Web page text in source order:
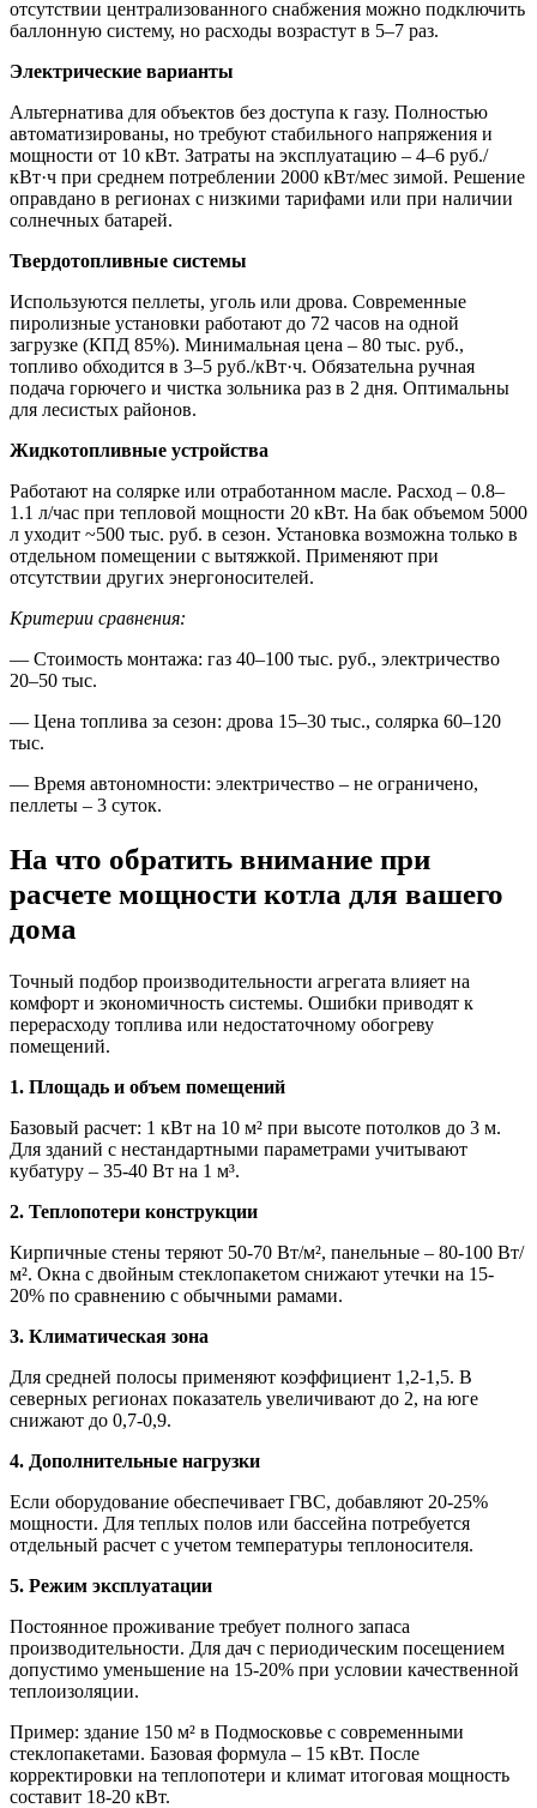
отсутствии централизованного снабжения можно подключить
баллонную систему, но расходы возрастут в 5–7 раз.
Электрические варианты
Альтернатива для объектов без доступа к газу. Полностью
автоматизированы, но требуют стабильного напряжения и
мощности от 10 кВт. Затраты на эксплуатацию – 4–6 руб./
кВт·ч при среднем потреблении 2000 кВт/мес зимой. Решение
оправдано в регионах с низкими тарифами или при наличии
солнечных батарей.
Твердотопливные системы
Используются пеллеты, уголь или дрова. Современные
пиролизные установки работают до 72 часов на одной
загрузке (КПД 85%). Минимальная цена – 80 тыс. руб.,
топливо обходится в 3–5 руб./кВт·ч. Обязательна ручная
подача горючего и чистка зольника раз в 2 дня. Оптимальны
для лесистых районов.
Жидкотопливные устройства
Работают на солярке или отработанном масле. Расход – 0.8–
1.1 л/час при тепловой мощности 20 кВт. На бак объемом 5000
л уходит ~500 тыс. руб. в сезон. Установка возможна только в
отдельном помещении с вытяжкой. Применяют при
отсутствии других энергоносителей.
Критерии сравнения:
— Стоимость монтажа: газ 40–100 тыс. руб., электричество
20–50 тыс.
— Цена топлива за сезон: дрова 15–30 тыс., солярка 60–120
тыс.
— Время автономности: электричество – не ограничено,
пеллеты – 3 суток.
На что обратить внимание при
расчете мощности котла для вашего
дома
Точный подбор производительности агрегата влияет на
комфорт и экономичность системы. Ошибки приводят к
перерасходу топлива или недостаточному обогреву
помещений.
1. Площадь и объем помещений
Базовый расчет: 1 кВт на 10 м² при высоте потолков до 3 м.
Для зданий с нестандартными параметрами учитывают
кубатуру – 35-40 Вт на 1 м³.
2. Теплопотери конструкции
Кирпичные стены теряют 50-70 Вт/м², панельные – 80-100 Вт/
м². Окна с двойным стеклопакетом снижают утечки на 15-
20% по сравнению с обычными рамами.
3. Климатическая зона
Для средней полосы применяют коэффициент 1,2-1,5. В
северных регионах показатель увеличивают до 2, на юге
снижают до 0,7-0,9.
4. Дополнительные нагрузки
Если оборудование обеспечивает ГВС, добавляют 20-25%
мощности. Для теплых полов или бассейна потребуется
отдельный расчет с учетом температуры теплоносителя.
5. Режим эксплуатации
Постоянное проживание требует полного запаса
производительности. Для дач с периодическим посещением
допустимо уменьшение на 15-20% при условии качественной
теплоизоляции.
Пример: здание 150 м² в Подмосковье с современными
стеклопакетами. Базовая формула – 15 кВт. После
корректировки на теплопотери и климат итоговая мощность
составит 18-20 кВт.